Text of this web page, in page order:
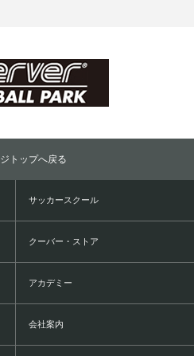
トップへ戻る
サッカースクール
クーバー・ストア
アカデミー
会社案内